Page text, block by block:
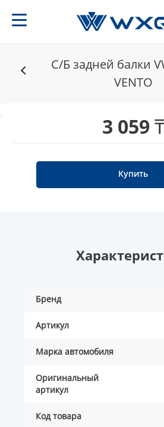
С/Б задней балки
VENTO
3 059 ₸
Купить
Бренд
Артикул
Марка автомобиля
Оригинальный
артикул
Код товара